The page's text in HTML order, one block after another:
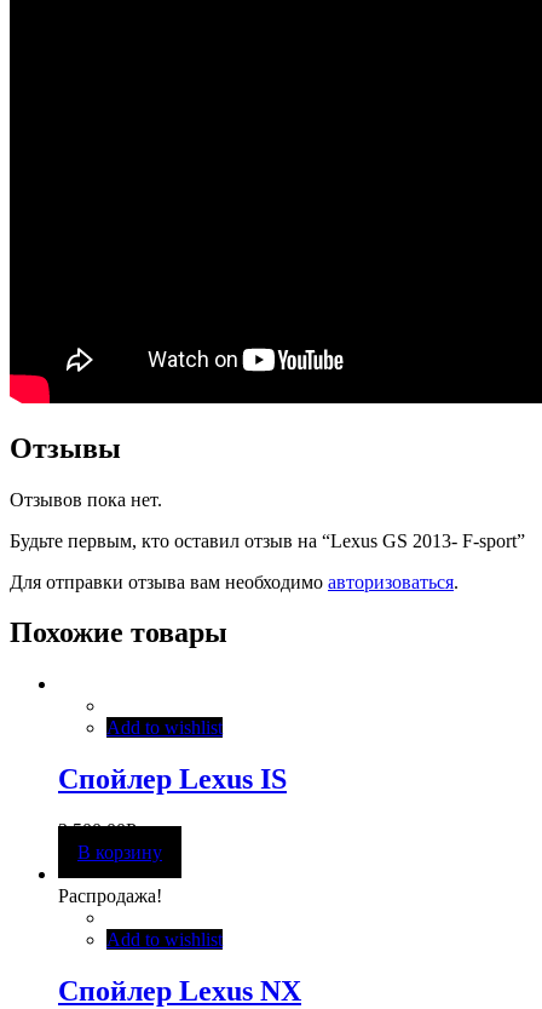
Отзывы
Отзывов пока нет.
Будьте первым, кто оставил отзыв на “Lexus GS 2013- F-sport”
Для отправки отзыва вам необходимо авторизоваться.
Похожие товары
Add to wishlist
Спойлер Lexus IS
3 500,00Р
В корзину
Распродажа!
Add to wishlist
Спойлер Lexus NX